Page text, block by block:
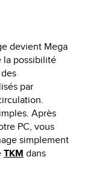
devient Mega
la possibilité
par
Après
PC, vous
simplement
TKM dans